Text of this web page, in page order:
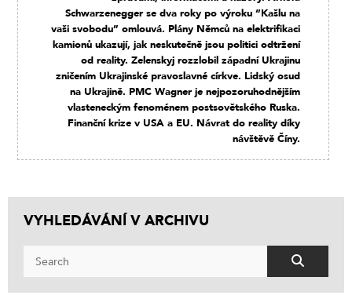
Schwarzenegger se dva roky po výroku “Kašlu na
vaši svobodu” omlouvá. Plány Němců na elektrifikaci
kamionů ukazují, jak neskutečně jsou politici odtržení
od reality. Zelenskyj rozzlobil západní Ukrajinu
zničením Ukrajinské pravoslavné církve. Lidský osud
na Ukrajině. PMC Wagner je nejpozoruhodnějším
vlasteneckým fenoménem postsovětského Ruska.
Finanční krize v USA a EU. Návrat do reality díky
návštěvě Číny.
VYHLEDÁVÁNÍ V ARCHIVU